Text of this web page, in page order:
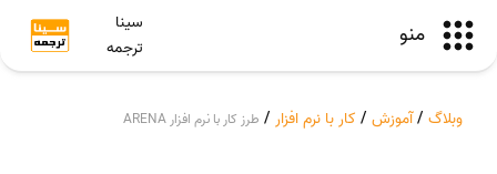
منو
سینا
ترجمه
وبلاگ /آموزش / کار با نرم افزار / طرز کار با نرم افزار ARENA